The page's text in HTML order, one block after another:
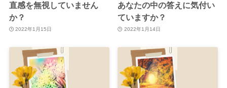
直感を無視していません
か？
2022年1月15日
あなたの中の答えに気付い
ていますか？
2022年1月14日